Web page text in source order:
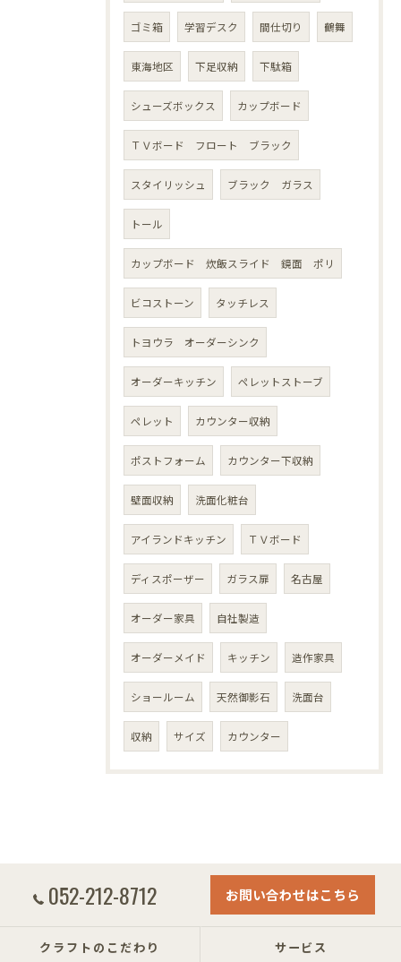
ゴミ箱 学習デスク 間仕切り 鶴舞
東海地区 下足収納 下駄箱
シューズボックス カップボード
ＴＶボード フロート ブラック
スタイリッシュ ブラック ガラス
トール
カップボード 炊飯スライド 鏡面 ポリ
ビコストーン タッチレス
トヨウラ オーダーシンク
オーダーキッチン ペレットストーブ
ペレット カウンター収納
ポストフォーム カウンター下収納
壁面収納 洗面化粧台
アイランドキッチン ＴＶボード
ディスポーザー ガラス扉 名古屋
オーダー家具 自社製造
オーダーメイド キッチン 造作家具
ショールーム 天然御影石 洗面台
収納 サイズ カウンター
052-212-8712 お問い合わせはこちら
クラフトのこだわり サービス